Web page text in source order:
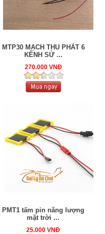
MTP30 MẠCH THU PHÁT 6
KÊNH SỬ ...
270.000 VNĐ
PMT1 tấm pin năng lượng
mặt trời ...
25.000 VNĐ